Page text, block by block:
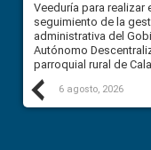
Previous
Veeduría para realizar
seguimiento de la
administrativa del
Autónomo
parroquial rural de
6 agosto, 2026